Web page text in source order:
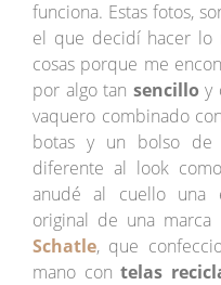
funciona. Estas fotos,
el que decidí hacer lo
cosas porque me
por algo tan sencillo y
vaquero combinado
botas y un bolso de
diferente al look
anudé al cuello una
original de una marca
Schatle, que
mano contelas